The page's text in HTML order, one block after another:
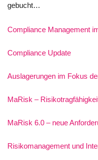
gebucht…
Compliance Management
Compliance Update
Auslagerungen im Fokus
MaRisk –
MaRisk 6.0 – neue
Risikomanagement und